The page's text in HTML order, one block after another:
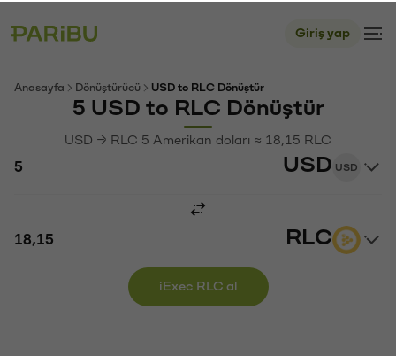
Giriş yap
Anasayfa Dönüştürücü USD to RLC Dönüştür
5 USD to RLC Dönüştür
USD → RLC 5 Amerikan doları ≈ 18,15 RLC
USD USD
RLC
iExec RLC al